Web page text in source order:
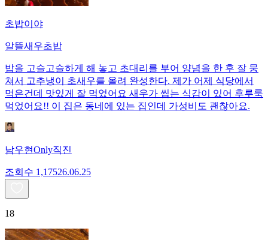
초밥이야
알뜰새우초밥
밥을 고슬고슬하게 해 놓고 초대리를 부어 양념을 한 후 잘 뭉
쳐서 고추냉이 초새우를 올려 완성한다. 제가 어제 식당에서
먹은건데 맛있게 잘 먹었어요 새우가 씹는 식감이 있어 후루룩
먹었어요!! 이 집은 동네에 있는 집인데 가성비도 괜찮아요.
남우현Only직진
조회수 1,17526.06.25
18